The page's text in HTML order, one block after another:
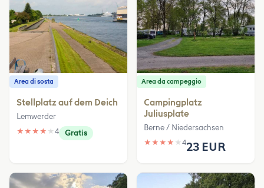
Area di sosta
Stellplatz auf dem Deich
Lemwerder
★ ★ ★ ★ ★ 4 Gratis
Area da campeggio
Campingplatz
Juliusplate
Berne / Niedersachsen
★ ★ ★ ★ ★ 423 EUR